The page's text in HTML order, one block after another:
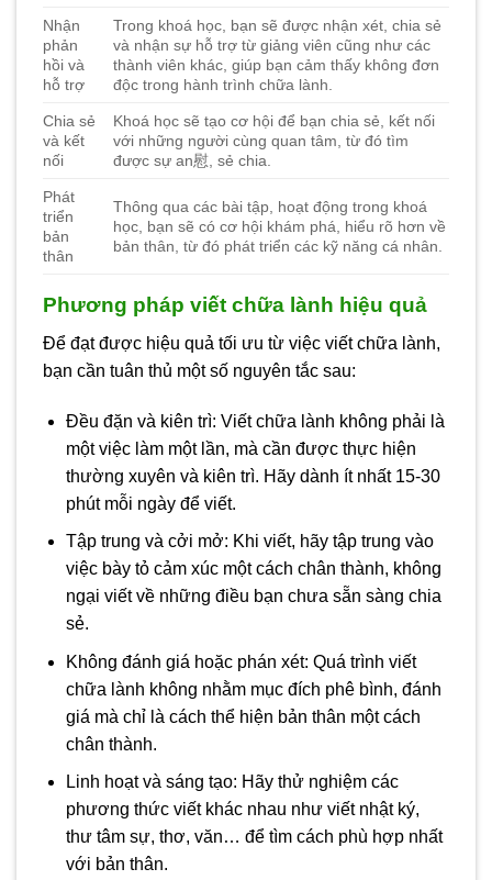
Nhận
phản
hồi và
hỗ trợ
Trong khoá học, bạn sẽ được nhận xét, chia sẻ
và nhận sự hỗ trợ từ giảng viên cũng như các
thành viên khác, giúp bạn cảm thấy không đơn
độc trong hành trình chữa lành.
Chia sẻ
và kết
nối
Khoá học sẽ tạo cơ hội để bạn chia sẻ, kết nối
với những người cùng quan tâm, từ đó tìm
được sự an慰, sẻ chia.
Phát
triển
bản
thân
Thông qua các bài tập, hoạt động trong khoá
học, bạn sẽ có cơ hội khám phá, hiểu rõ hơn về
bản thân, từ đó phát triển các kỹ năng cá nhân.
Phương pháp viết chữa lành hiệu quả
Để đạt được hiệu quả tối ưu từ việc viết chữa lành,
bạn cần tuân thủ một số nguyên tắc sau:
Đều đặn và kiên trì: Viết chữa lành không phải là
một việc làm một lần, mà cần được thực hiện
thường xuyên và kiên trì. Hãy dành ít nhất 15-30
phút mỗi ngày để viết.
Tập trung và cởi mở: Khi viết, hãy tập trung vào
việc bày tỏ cảm xúc một cách chân thành, không
ngại viết về những điều bạn chưa sẵn sàng chia
sẻ.
Không đánh giá hoặc phán xét: Quá trình viết
chữa lành không nhằm mục đích phê bình, đánh
giá mà chỉ là cách thể hiện bản thân một cách
chân thành.
Linh hoạt và sáng tạo: Hãy thử nghiệm các
phương thức viết khác nhau như viết nhật ký,
thư tâm sự, thơ, văn… để tìm cách phù hợp nhất
với bản thân.